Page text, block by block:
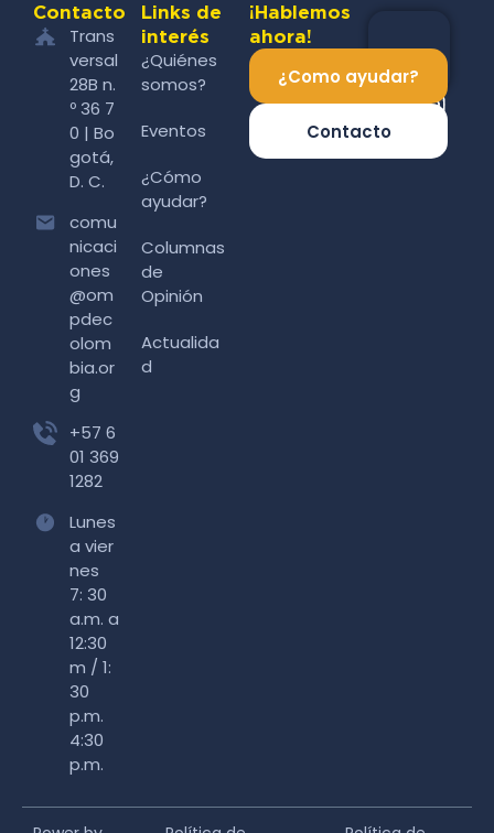
Contacto
Trans
versal
28B n.
º 36 7
0 | Bo
gotá,
D. C.
comu
nicaci
ones
@om
pdec
olom
bia.or
g
+57 6
01 369
1282
Lunes
a vier
nes
7: 30
a.m. a
12:30
m / 1:
30
p.m.
4:30
p.m.
Links de
interés
¿Quiénes
somos?
Eventos
¿Cómo
ayudar?
Columnas
de
Opinión
Actualida
d
¡Hablemos
ahora!
¿Como ayudar?
Contacto